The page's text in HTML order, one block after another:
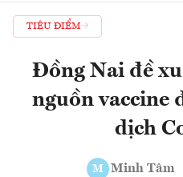
TIÊU ĐIỂM
Đồng Nai đề
nguồn vaccine
dịch
M Minh Tâm